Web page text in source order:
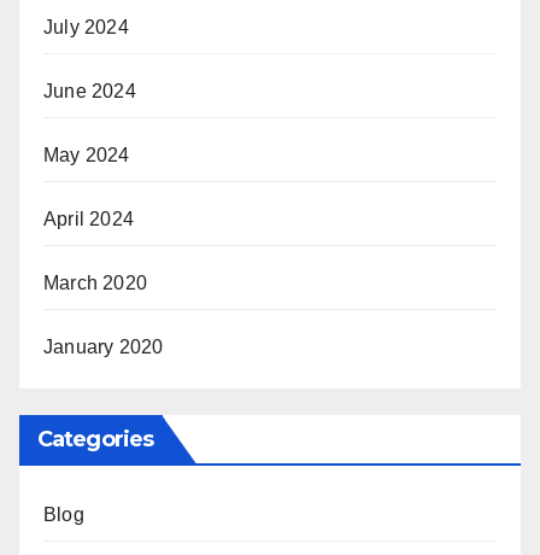
July 2024
June 2024
May 2024
April 2024
March 2020
January 2020
Categories
Blog